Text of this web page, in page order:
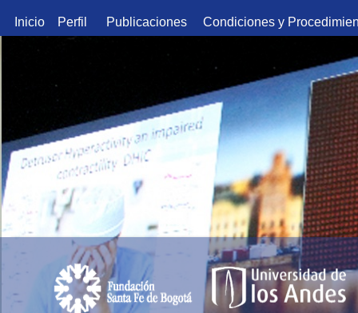
Inicio Perfil Publicaciones Condiciones y